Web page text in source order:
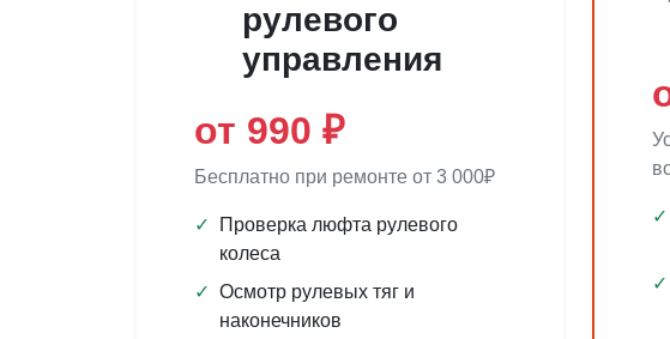
рулевого
управления
от 990 ₽
Бесплатно при ремонте от 3 000₽
✓
Проверка люфта рулевого
колеса
✓ Осмотр рулевых тяг и
наконечников
✓
✓